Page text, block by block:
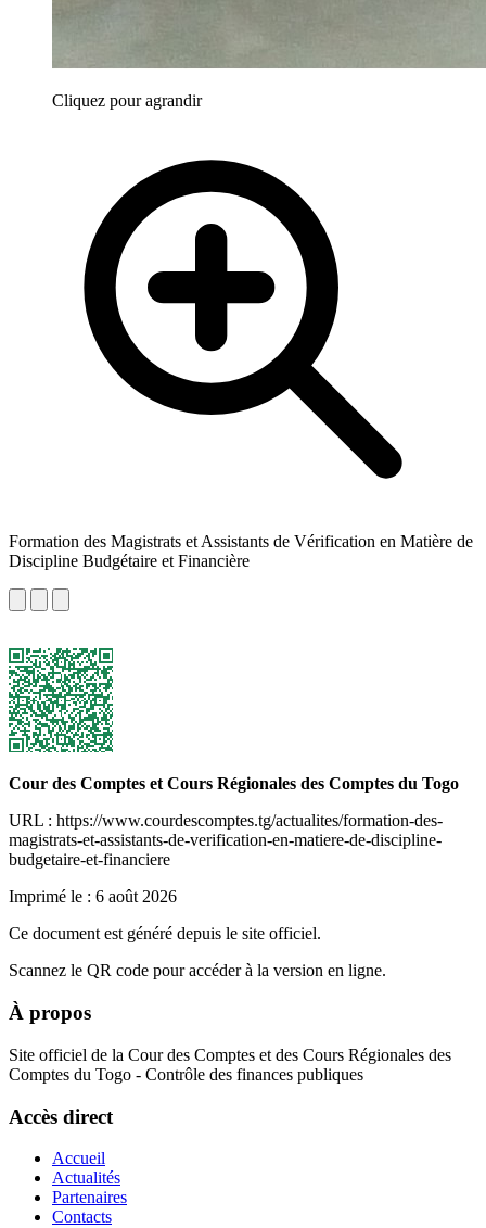
Cliquez pour agrandir
Formation des Magistrats et Assistants de Vérification en Matière de
Discipline Budgétaire et Financière
Cour des Comptes et Cours Régionales des Comptes du Togo
URL : https://www.courdescomptes.tg/actualites/formation-des-
magistrats-et-assistants-de-verification-en-matiere-de-discipline-
budgetaire-et-financiere
Imprimé le : 6 août 2026
Ce document est généré depuis le site officiel.
Scannez le QR code pour accéder à la version en ligne.
À propos
Site officiel de la Cour des Comptes et des Cours Régionales des
Comptes du Togo - Contrôle des finances publiques
Accès direct
Accueil
Actualités
Partenaires
Contacts